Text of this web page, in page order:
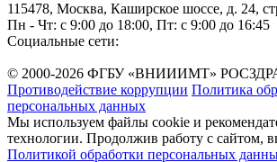
115478, Москва, Каширское шоссе, д. 24,
Пн - Чт: с 9:00 до 18:00, Пт: с 9:00 до 16:45
Социальные сети:
© 2000-2026 ФГБУ «ВНИИИМТ»
Противодействие коррупции Политика
персональных данных
Мы используем файлы cookie и
технологии. Продолжив работу с сайтом,
Политикой обработки персональных